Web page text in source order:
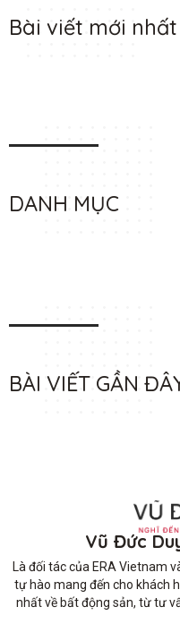
Bài viết mới nhất
DANH MỤC
BÀI VIẾT GẦN
Vũ Đức
Là đối tác của ERA Vietnam
tự hào mang đến cho khách
nhất về bất động sản, từ tư